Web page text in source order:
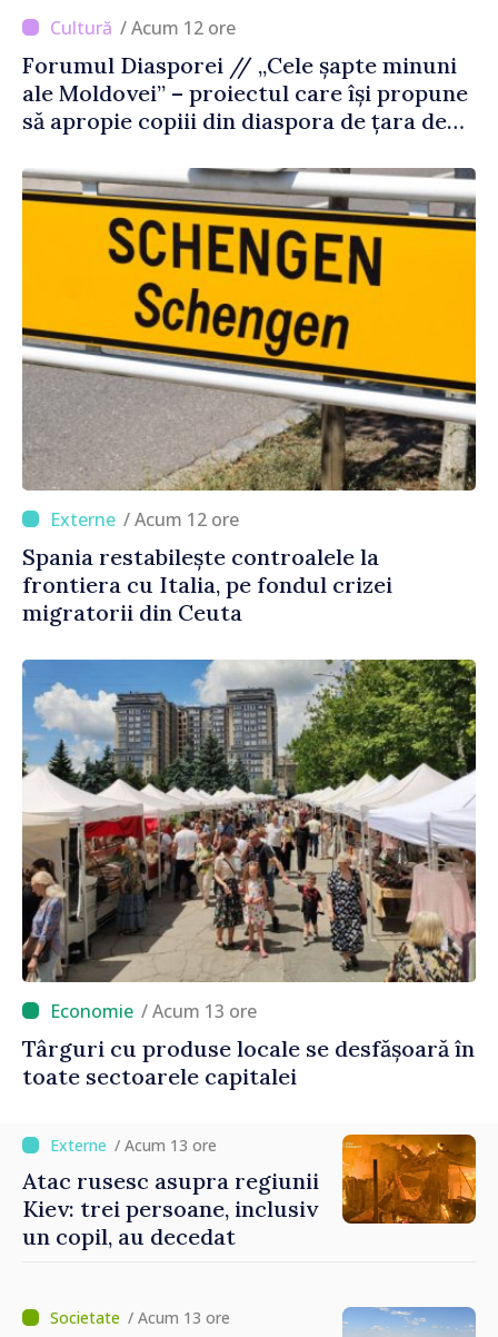
/ Acum 12 ore
Forumul Diasporei // „Cele șapte minuni
ale Moldovei” – proiectul care își propune
să apropie copiii din diaspora de țara de
/ Acum 12 ore
Spania restabilește controalele la
frontiera cu Italia, pe fondul crizei
migratorii din Ceuta
/ Acum 13 ore
Târguri cu produse locale se desfășoară în
toate sectoarele capitalei
/ Acum 13 ore
Atac rusesc asupra regiunii
Kiev: trei persoane, inclusiv
un copil, au decedat
/ Acum 13 ore